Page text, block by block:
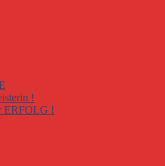
!
ERFOLG !